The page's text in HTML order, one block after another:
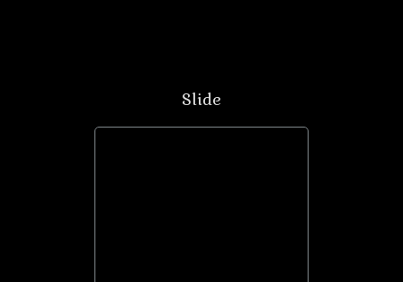
Slide